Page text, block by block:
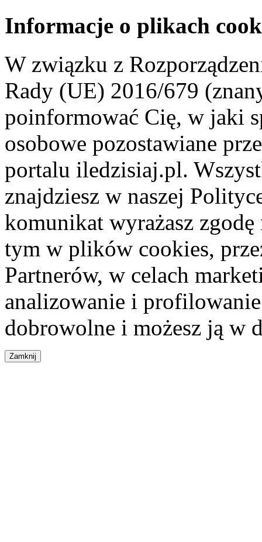
Informacje o plikach
W związku z
Rady (UE) 2016/679
poinformować Cię, w jaki
osobowe pozostawiane
portalu iledzisiaj.pl.
znajdziesz w naszej
komunikat wyrażasz
tym w plików cookies,
Partnerów, w celach
analizowanie i
dobrowolne i możesz ją w